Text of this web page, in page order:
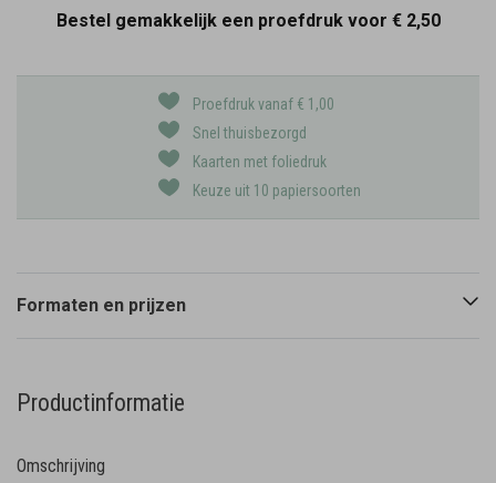
Bestel gemakkelijk een proefdruk voor € 2,50
Proefdruk vanaf € 1,00
Snel thuisbezorgd
Kaarten met foliedruk
Keuze uit 10 papiersoorten
Formaten en prijzen
Productinformatie
Omschrijving